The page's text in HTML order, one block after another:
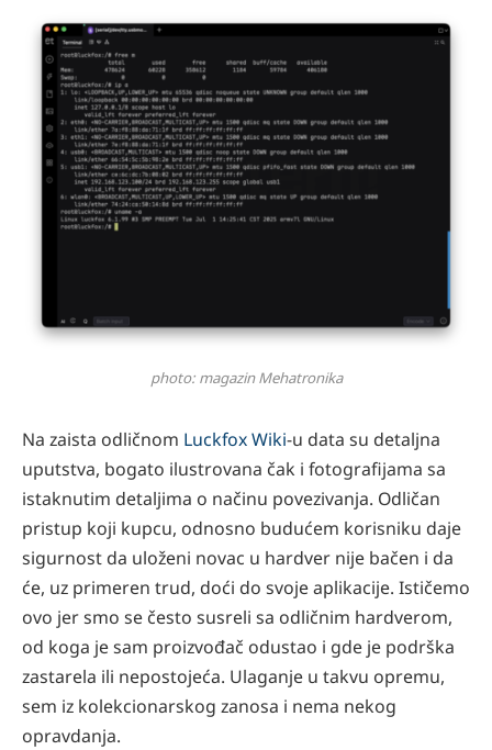
photo: magazin Mehatronika
Na zaista odličnom Luckfox Wiki-u data su detaljna
uputstva, bogato ilustrovana čak i fotografijama sa
istaknutim detaljima o načinu povezivanja. Odličan
pristup koji kupcu, odnosno budućem korisniku daje
sigurnost da uloženi novac u hardver nije bačen i da
će, uz primeren trud, doći do svoje aplikacije. Ističemo
ovo jer smo se često susreli sa odličnim hardverom,
od koga je sam proizvođač odustao i gde je podrška
zastarela ili nepostojeća. Ulaganje u takvu opremu,
sem iz kolekcionarskog zanosa i nema nekog
opravdanja.